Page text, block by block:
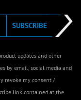
SUBSCRIBE
updates and other
by email, social media and
revoke my consent /
link contained at the